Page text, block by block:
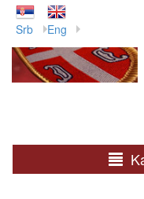
Srb Eng